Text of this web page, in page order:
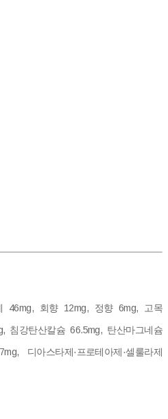
46mg, 회향 12mg, 정향 6mg, 고목
침강탄산칼슘 66.5mg, 탄산마그네슘
디아스타제·프로테아제·셀룰라제